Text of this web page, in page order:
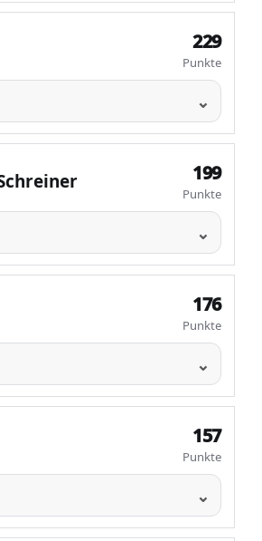
229
Punkte
199
Punkte
176
Punkte
157
Punkte